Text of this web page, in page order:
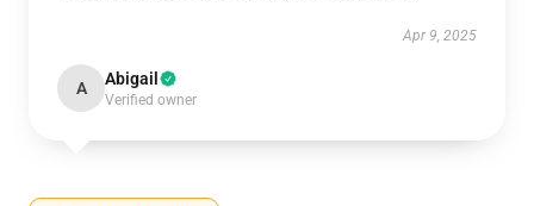
Apr 9, 2025
A Abigail
Verified owner